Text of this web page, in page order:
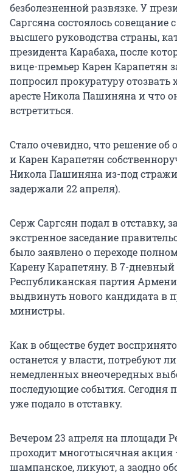
безболезненной развязке. У
Саргсяна состоялось совещание
высшего руководства страны,
президента Карабаха, после
вице-премьер Карен Карапетян
попросил прокуратуру отозвать
аресте Никола Пашиняна и что
встретиться.
Стало очевидно, что решение об
и Карен Карапетян
Никола Пашиняна из-под
задержали 22 апреля).
Серж Саргсян подал в отставку,
экстренное заседание
было заявлено о переходе
Карену Карапетяну. В 7-дневный
Республиканская партия
выдвинуть нового кандидата в
министры.
Как в обществе будет
останется у власти, потребуют
немедленных внеочередных
последующие события. Сегодня
уже подало в отставку.
Вечером 23 апреля на площади
проходит многотысячная
шампанское, ликуют, а заодно